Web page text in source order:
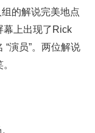
的解说完美地点
幕上出现了Rick
演员”。两位解说